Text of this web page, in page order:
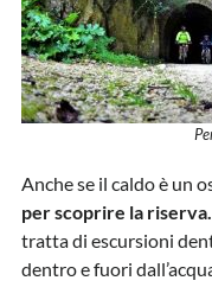
Anche se il caldo è un
per scoprire la riserva.
tratta di escursioni
dentro e fuori